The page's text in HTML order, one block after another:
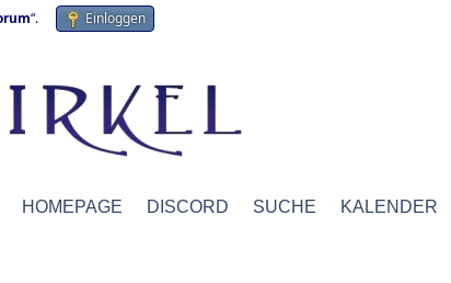
“. Einloggen
HOMEPAGE DISCORD SUCHE KALENDER